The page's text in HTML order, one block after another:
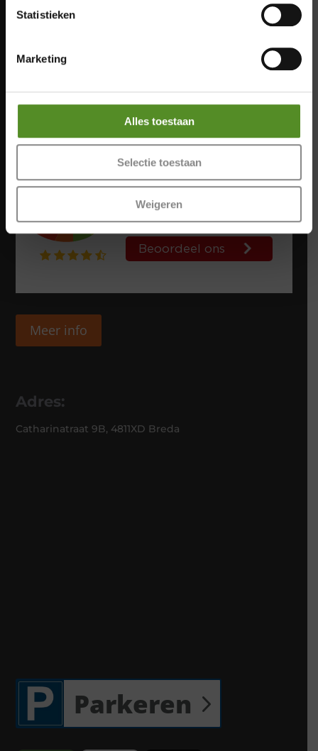
Statistieken
Marketing
Alles toestaan
Selectie toestaan
Weigeren
Dinsdag: Gesloten
Vrijdag: 12:00 – 17:00
Zondag: 12:00 – 17:00
Meer info
Adres:
Catharinatraat 9B, 4811XD Breda
Parkeren
Donderdag 12:00 – 17:00
Zaterdag 12:00 – 17:00